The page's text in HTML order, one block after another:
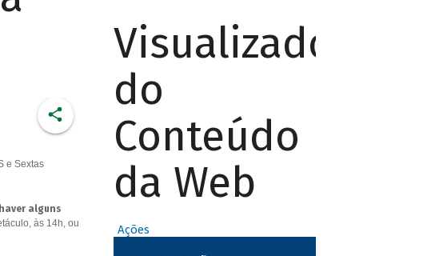
e Sextas
alguns
às 14h, ou
Visualizador
do
Conteúdo
da Web
Ações